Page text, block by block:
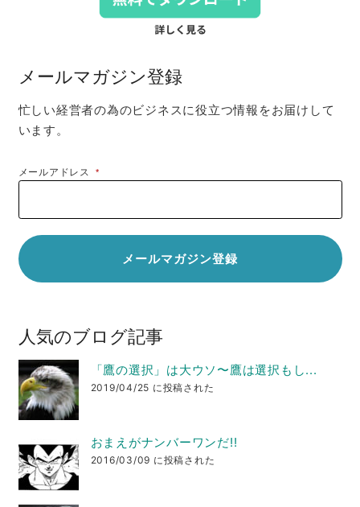
メールマガジン登録
忙しい経営者の為のビジネスに役立つ情報をお届けして
います。
メールアドレス*
人気のブログ記事
「鷹の選択」は大ウソ〜鷹は選択もし...
2019/04/25 に投稿された
おまえがナンバーワンだ!!
2016/03/09 に投稿された